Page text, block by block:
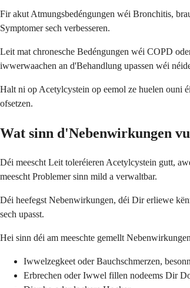
Fir akut Atmungsbedéngungen wéi Bronchitis,
Symptomer sech verbesseren.
Leit mat chronesche Bedéngungen wéi COPD
iwwerwaachen an d'Behandlung upassen wéi
Halt ni op Acetylcystein op eemol ze huelen ouni
ofsetzen.
Wat sinn d'Nebenwirkungen
Déi meescht Leit toleréieren Acetylcystein gutt,
meescht Problemer sinn mild a verwaltbar.
Déi heefegst Nebenwirkungen, déi Dir erliewe
sech upasst.
Hei sinn déi am meeschte gemellt
Iwwelzegkeet oder Bauchschmerzen,
Erbrechen oder Iwwel fillen nodeems Dir